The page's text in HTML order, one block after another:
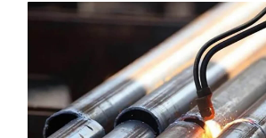
КОНТАКТЫ